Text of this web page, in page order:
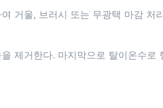
거울, 브러시 또는 무광택 마감 처
제거한다. 마지막으로 탈이온수로